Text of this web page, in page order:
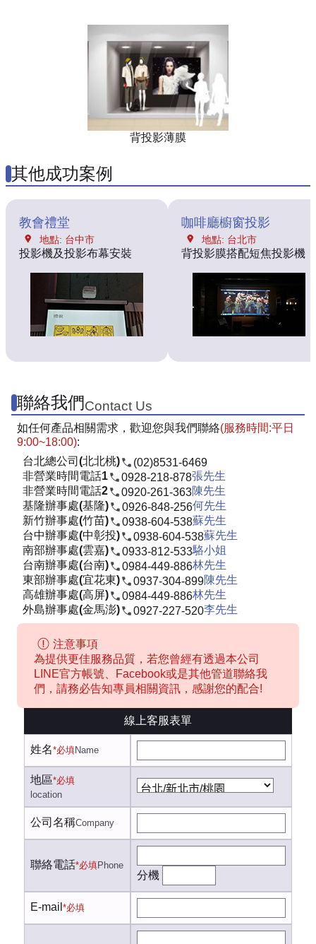
背投影薄膜
其他成功案例
教會禮堂
地點: 台中市
投影機及投影布幕安裝
咖啡廳櫥窗投影
地點: 台北市
背投影膜搭配短焦投影機
聯絡我們Contact Us
如任何產品相關需求，歡迎您與我們聯絡(服務時間:平日
9:00~18:00):
台北總公司(北北桃)
(02)8531-6469
非營業時間電話1
0928-218-878張先生
非營業時間電話2
0920-261-363陳先生
基隆辦事處(基隆)
0926-848-256何先生
新竹辦事處(竹苗)
0938-604-538蘇先生
台中辦事處(中彰投)
0938-604-538蘇先生
南部辦事處(雲嘉)
0933-812-533駱小姐
台南辦事處(台南)
0984-449-886林先生
東部辦事處(宜花東)
0937-304-899陳先生
高雄辦事處(高屏)
0984-449-886林先生
外島辦事處(金馬澎)
0927-227-520李先生
注意事項
為提供更佳服務品質，若您曾經有透過本公司
LINE官方帳號、Facebook或是其他管道聯絡我
們，請務必告知專員相關資訊，感謝您的配合!
線上客服表單
姓名*必填Name
地區*必填
location
公司名稱Company
聯絡電話*必填Phone
分機
E-mail *必填